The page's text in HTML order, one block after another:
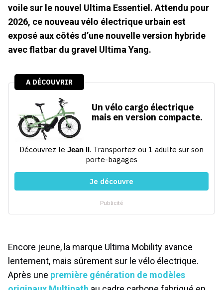
voile sur le nouvel Ultima Essentiel. Attendu pour
2026, ce nouveau vélo électrique urbain est
exposé aux côtés d’une nouvelle version hybride
avec flatbar du gravel Ultima Yang.
Encore jeune, la marque Ultima Mobility avance
lentement, mais sûrement sur le vélo électrique.
Après une première génération de modèles